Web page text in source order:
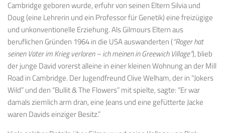
Cambridge geboren wurde, erfuhr von seinen Eltern Silvia und
Doug (eine Lehrerin und ein Professor für Genetik) eine freizügige
und unkonventionelle Erziehung. Als Gilmours Eltern aus
beruflichen Gründen 1964 in die USA auswanderten (“Roger hat
seinen Vater im Krieg verloren – ich meinen in Greewich Village”), blieb
der junge David vorerst alleine in einer kleinen Wohnung an der Mill
Road in Cambridge. Der Jugendfreund Clive Welham, der in “Jokers
Wild” und den “Bullit & The Flowers” mit spielte, sagte: “Er war
damals ziemlich arm dran, eine Jeans und eine gefütterte Jacke
waren Davids einziger Besitz.”